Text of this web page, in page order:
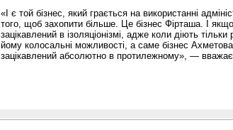
«І є той бізнес, який грається на використанні
того, щоб захопити більше. Це бізнес Фірташа. І
зацікавлений в ізоляціонізмі, адже коли діють
йому колосальні можливості, а саме бізнес
зацікавлений абсолютно в протилежному», —